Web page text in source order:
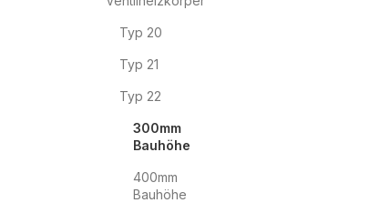
Typ 20
Typ 21
Typ 22
300mm
Bauhöhe
400mm
Bauhöhe